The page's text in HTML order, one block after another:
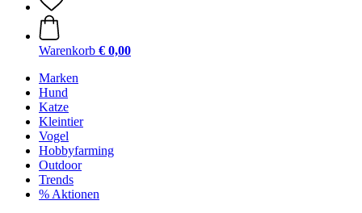
Warenkorb € 0,00
Marken
Hund
Katze
Kleintier
Vogel
Hobbyfarming
Outdoor
Trends
% Aktionen